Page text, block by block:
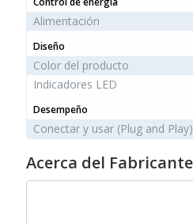
Alimentación
Diseño
Color del producto
Indicadores LED
Desempeño
Conectar y usar (Plug and Play)
Acerca del Fabricante